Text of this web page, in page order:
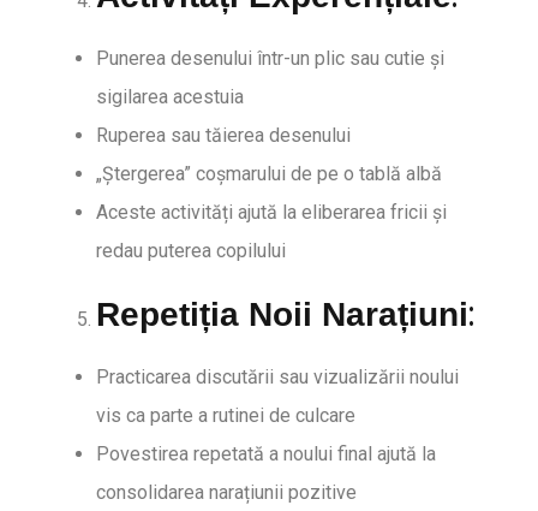
Punerea desenului într-un plic sau cutie și
sigilarea acestuia
Ruperea sau tăierea desenului
„Ștergerea” coșmarului de pe o tablă albă
Aceste activități ajută la eliberarea fricii și
redau puterea copilului
Repetiția Noii Narațiuni:
Practicarea discutării sau vizualizării noului
vis ca parte a rutinei de culcare
Povestirea repetată a noului final ajută la
consolidarea narațiunii pozitive